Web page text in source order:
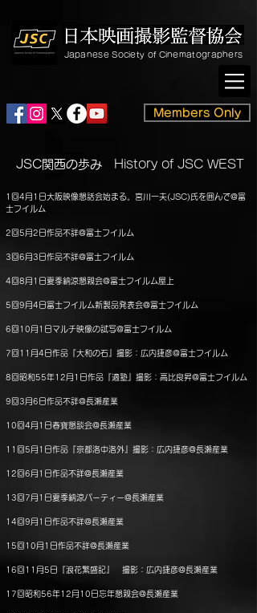
Japanese Society of Cinematographers
Members Only
JSC関西の歩み History of JSC WEST
1回4月1日大阪映像懇話会始まる。宮川一夫(JSC)氏を囲んで@富
士フイルム
2回5月2日作品不詳@富士フイルム
3回6月3日作品不詳@富士フイルム
4回8月1日夏季納涼懇親会@富士フイルム屋上
5回9月4日富士フイルム新製品発表会@富士フイルム
6回10月1日マルチ映像の試写@富士フイルム
7回11月4日作品『大和の石』撮影：広内捷彦@富士フイルム
8回昭和55年12月1日作品『適塾』撮影：高比良昇@富士フイルム
9回3月6日作品不詳@長瀬産業
10回4月1日春寶懇談会@長瀬産業
11回5月1日作品『京都洛中洛外』撮影：広内捷彦@長瀬産業
12回6月1日作品不詳@長瀬産業
13回7月1日夏季納涼パーティー@長瀬産業
14回9月1日作品不詳@長瀬産業
15回10月1日作品不詳@長瀬産業
16回11月5日『浪花繁盛記』 撮影：広内捷彦@長瀬産業
17回昭和56年12月10日忘年懇親会@長瀬産業